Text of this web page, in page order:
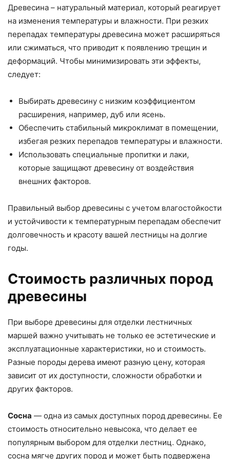
Древесина – натуральный материал, который реагирует
на изменения температуры и влажности. При резких
перепадах температуры древесина может расширяться
или сжиматься, что приводит к появлению трещин и
деформаций. Чтобы минимизировать эти эффекты,
следует:
Выбирать древесину с низким коэффициентом
расширения, например, дуб или ясень.
Обеспечить стабильный микроклимат в помещении,
избегая резких перепадов температуры и влажности.
Использовать специальные пропитки и лаки,
которые защищают древесину от воздействия
внешних факторов.
Правильный выбор древесины с учетом влагостойкости
и устойчивости к температурным перепадам обеспечит
долговечность и красоту вашей лестницы на долгие
годы.
Стоимость различных пород
древесины
При выборе древесины для отделки лестничных
маршей важно учитывать не только ее эстетические и
эксплуатационные характеристики, но и стоимость.
Разные породы дерева имеют разную цену, которая
зависит от их доступности, сложности обработки и
других факторов.
Сосна — одна из самых доступных пород древесины. Ее
стоимость относительно невысока, что делает ее
популярным выбором для отделки лестниц. Однако,
сосна мягче других пород и может быть подвержена